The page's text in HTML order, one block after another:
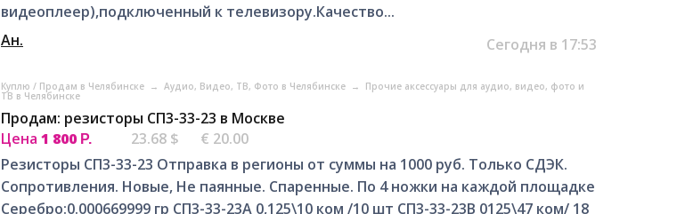
видеоплеер),подключенный к телевизору.Качество...
Ан.
Сегодня в 17:53
Куплю / Продам в Челябинске → Аудио, Видео, ТВ, Фото в Челябинске → Прочие аксессуары для аудио, видео, фото и
ТВ в Челябинске
Продам: резисторы СП3-33-23 в Москве
Цена 1 800 Р. 23.68 $
€ 20.00
Резисторы СП3-33-23 Отправка в регионы от суммы на 1000 руб. Только СДЭК.
Сопротивления. Новые, Не паянные. Спаренные. По 4 ножки на каждой площадке
Серебро:0.000669999 гр СП3-33-23А 0,125\10 ком /10 шт СП3-33-23В 0125\47 ком/ 18